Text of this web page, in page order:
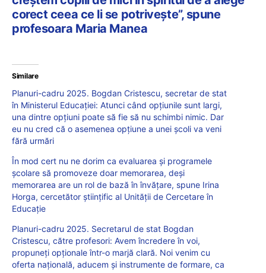
corect ceea ce li se potrivește”, spune
profesoara Maria Manea
Similare
Planuri-cadru 2025. Bogdan Cristescu, secretar de stat
în Ministerul Educației: Atunci când opțiunile sunt largi,
una dintre opțiuni poate să fie să nu schimbi nimic. Dar
eu nu cred că o asemenea opțiune a unei școli va veni
fără urmări
În mod cert nu ne dorim ca evaluarea și programele
școlare să promoveze doar memorarea, deși
memorarea are un rol de bază în învățare, spune Irina
Horga, cercetător științific al Unității de Cercetare în
Educație
Planuri-cadru 2025. Secretarul de stat Bogdan
Cristescu, către profesori: Avem încredere în voi,
propuneți opționale într-o marjă clară. Noi venim cu
oferta națională, aducem și instrumente de formare, ca